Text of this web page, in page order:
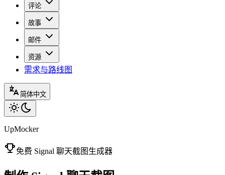
评论
故事
邮件
资源
需求与路线图
简体中文
UpMocker
免费 Signal 聊天截图生成器